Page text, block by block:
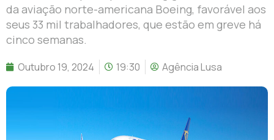
da aviação norte-americana Boeing, favorável aos
seus 33 mil trabalhadores, que estão em greve há
cinco semanas.
Outubro 19, 2024 19:30 Agência Lusa